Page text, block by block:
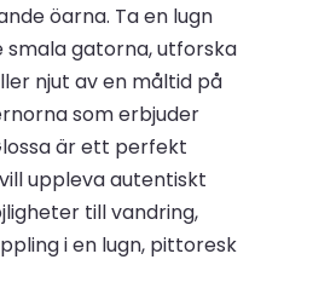
öarna. Ta en lugn
gatorna, utforska
njut av en måltid på
som erbjuder
är ett perfekt
uppleva autentiskt
till vandring,
i en lugn, pittoresk